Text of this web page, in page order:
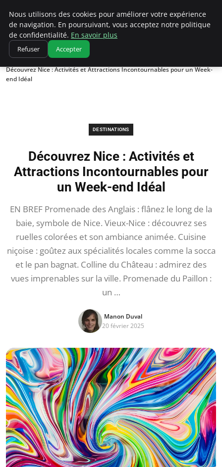
Correze Co
Accueil
Destinations
Découvrez Nice : Activités et Attractions Incontournables pour un Week-
end Idéal
DESTINATIONS
Découvrez Nice : Activités et
Attractions Incontournables pour
un Week-end Idéal
EN BREF Promenade des Anglais : flânez le long de la
baie, symbole de Nice. Vieux-Nice : découvrez ses
ruelles colorées et son ambiance animée. Cuisine
niçoise : goûtez aux spécialités locales comme la socca
et le pan bagnat. Colline du Château : admirez des
vues imprenables sur la ville. Promenade du Paillon :
un …
Manon Duval
20 février 2025
Nous utilisons des cookies pour améliorer votre expérience
de navigation. En poursuivant, vous acceptez notre politique
de confidentialité. En savoir plus
Refuser Accepter